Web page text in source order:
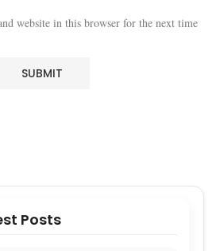
website in this browser for the next time
Posts